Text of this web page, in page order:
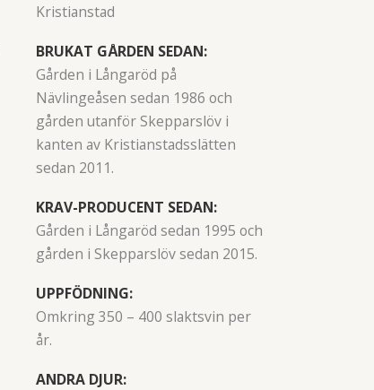
Kristianstad
BRUKAT GÅRDEN SEDAN:
Gården i Långaröd på
Nävlingeåsen sedan 1986 och
gården utanför Skepparslöv i
kanten av Kristianstadsslätten
sedan 2011.
KRAV-PRODUCENT SEDAN:
Gården i Långaröd sedan 1995 och
gården i Skepparslöv sedan 2015.
UPPFÖDNING:
Omkring 350 – 400 slaktsvin per
år.
ANDRA DJUR: